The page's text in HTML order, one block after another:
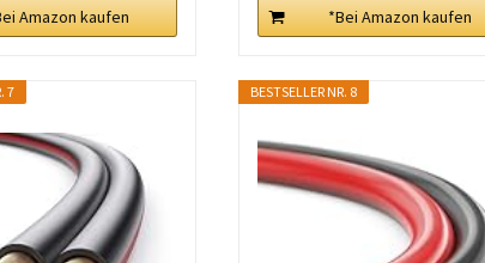
Amazon kaufen *Bei Amazon kaufen
7 BESTSELLER NR. 8